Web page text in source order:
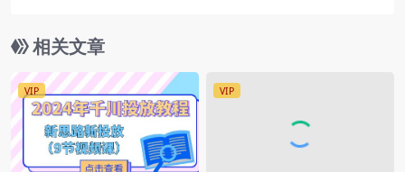
相关文章
VIP VIP